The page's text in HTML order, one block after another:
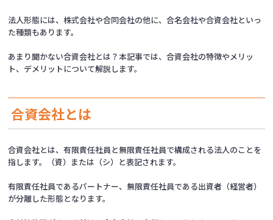
法人形態には、株式会社や合同会社の他に、合名会社や合資会社といっ
た種類もあります。
あまり聞かない合資会社とは？本記事では、合資会社の特徴やメリッ
ト、デメリットについて解説します。
合資会社とは
合資会社とは、有限責任社員と無限責任社員で構成される法人のことを
指します。（資）または（シ）と表記されます。
有限責任社員であるパートナー、無限責任社員である出資者（経営者）
が分離した形態となります。